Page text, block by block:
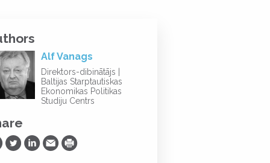
Alf Vanags
Direktors-dibinātājs |
Baltijas Starptautiskas
Ekonomikas Politikas
Studiju Centrs
on Facebook
Share on Twitter
Share on LinkedIn
Share via Email
Print